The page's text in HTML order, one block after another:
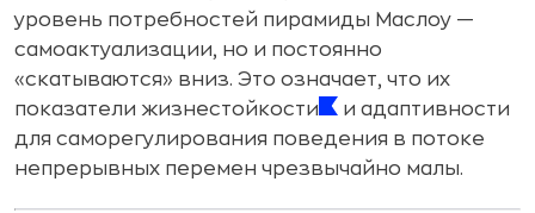
уровень потребностей пирамиды Маслоу —
самоактуализации, но и постоянно
«скатываются» вниз. Это означает, что их
показатели жизнестойкости
и адаптивности
для саморегулирования поведения в потоке
непрерывных перемен чрезвычайно малы.